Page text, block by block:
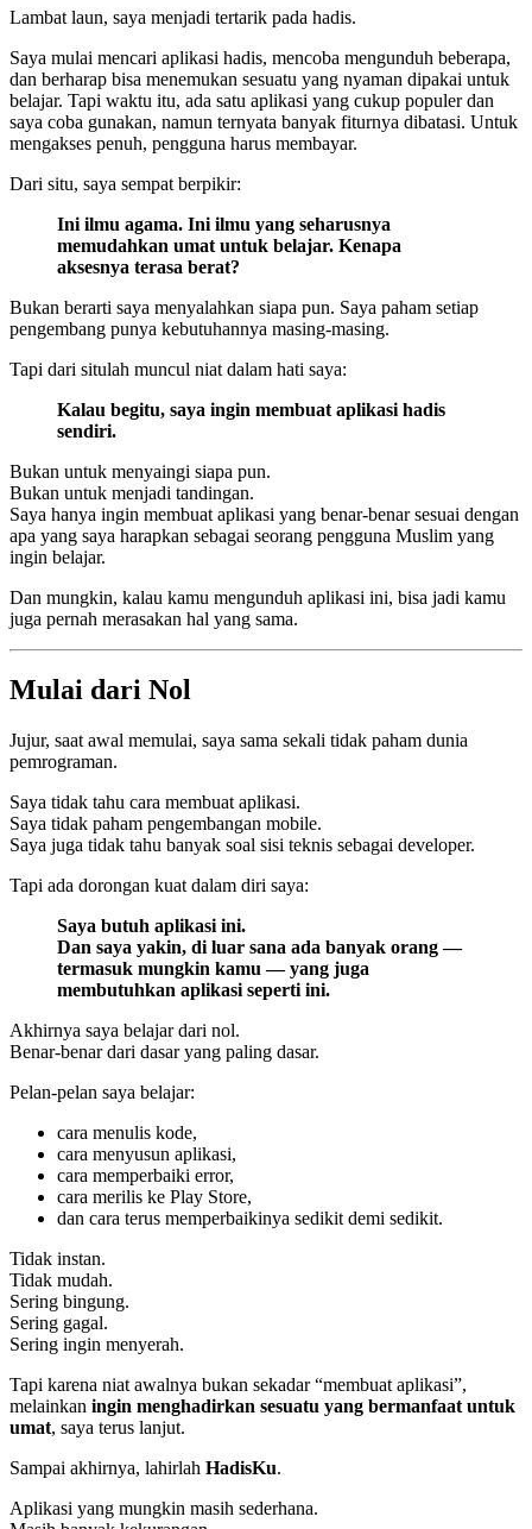
Lambat laun, saya menjadi tertarik pada hadis.
Saya mulai mencari aplikasi hadis, mencoba mengunduh beberapa,
dan berharap bisa menemukan sesuatu yang nyaman dipakai untuk
belajar. Tapi waktu itu, ada satu aplikasi yang cukup populer dan
saya coba gunakan, namun ternyata banyak fiturnya dibatasi. Untuk
mengakses penuh, pengguna harus membayar.
Dari situ, saya sempat berpikir:
Ini ilmu agama. Ini ilmu yang seharusnya
memudahkan umat untuk belajar. Kenapa
aksesnya terasa berat?
Bukan berarti saya menyalahkan siapa pun. Saya paham setiap
pengembang punya kebutuhannya masing-masing.
Tapi dari situlah muncul niat dalam hati saya:
Kalau begitu, saya ingin membuat aplikasi hadis
sendiri.
Bukan untuk menyaingi siapa pun.
Bukan untuk menjadi tandingan.
Saya hanya ingin membuat aplikasi yang benar-benar sesuai dengan
apa yang saya harapkan sebagai seorang pengguna Muslim yang
ingin belajar.
Dan mungkin, kalau kamu mengunduh aplikasi ini, bisa jadi kamu
juga pernah merasakan hal yang sama.
Mulai dari Nol
Jujur, saat awal memulai, saya sama sekali tidak paham dunia
pemrograman.
Saya tidak tahu cara membuat aplikasi.
Saya tidak paham pengembangan mobile.
Saya juga tidak tahu banyak soal sisi teknis sebagai developer.
Tapi ada dorongan kuat dalam diri saya:
Saya butuh aplikasi ini.
Dan saya yakin, di luar sana ada banyak orang —
termasuk mungkin kamu — yang juga
membutuhkan aplikasi seperti ini.
Akhirnya saya belajar dari nol.
Benar-benar dari dasar yang paling dasar.
Pelan-pelan saya belajar:
cara menulis kode,
cara menyusun aplikasi,
cara memperbaiki error,
cara merilis ke Play Store,
dan cara terus memperbaikinya sedikit demi sedikit.
Tidak instan.
Tidak mudah.
Sering bingung.
Sering gagal.
Sering ingin menyerah.
Tapi karena niat awalnya bukan sekadar “membuat aplikasi”,
melainkan ingin menghadirkan sesuatu yang bermanfaat untuk
umat, saya terus lanjut.
Sampai akhirnya, lahirlah HadisKu.
Aplikasi yang mungkin masih sederhana.